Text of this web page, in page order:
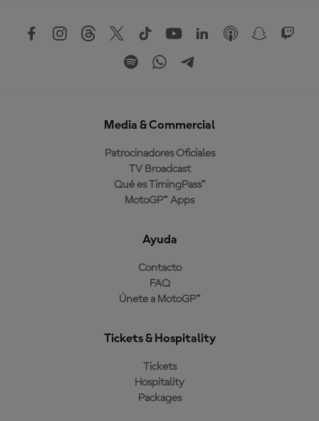
Media & Commercial
Patrocinadores Oficiales
TV Broadcast
Qué es TimingPass™
MotoGP™ Apps
Ayuda
Contacto
FAQ
Únete a MotoGP™
Tickets & Hospitality
Tickets
Hospitality
Packages